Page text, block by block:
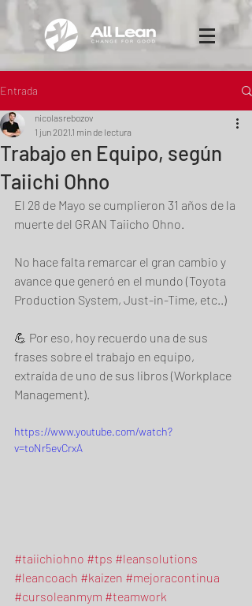
Entrada
Trabajo en Equipo, según
Taiichi Ohno
nicolasrebozov
1 jun 2021 1 min de lectura
El 28 de Mayo se cumplieron 31 años de la
muerte del GRAN Taiicho Ohno.
No hace falta remarcar el gran cambio y
avance que generó en el mundo (Toyota
Production System, Just-in-Time, etc..)
💪 Por eso, hoy recuerdo una de sus
frases sobre el trabajo en equipo,
extraída de uno de sus libros (Workplace
Management).
https://www.youtube.com/watch?
v=toNr5evCrxA
#taiichiohno #tps #leansolutions
#leancoach #kaizen #mejoracontinua
#cursoleanmym #teamwork